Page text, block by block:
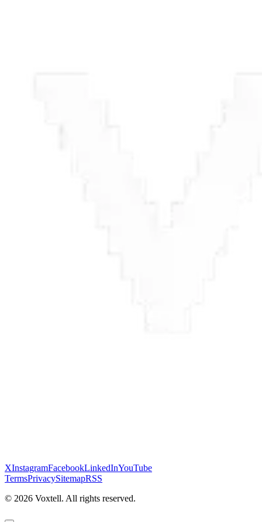
XInstagramFacebookLinkedInYouTube
TermsPrivacySitemapRSS
© 2026 Voxtell. All rights reserved.